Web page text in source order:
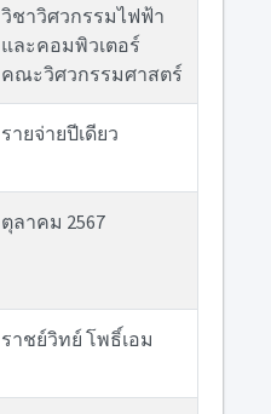
วิชาวิศวกรรมไฟฟ้า
และคอมพิวเตอร์
คณะวิศวกรรมศาสตร์
รายจ่ายปีเดียว
ตุลาคม 2567
ราชย์วิทย์ โพธิ์เอม